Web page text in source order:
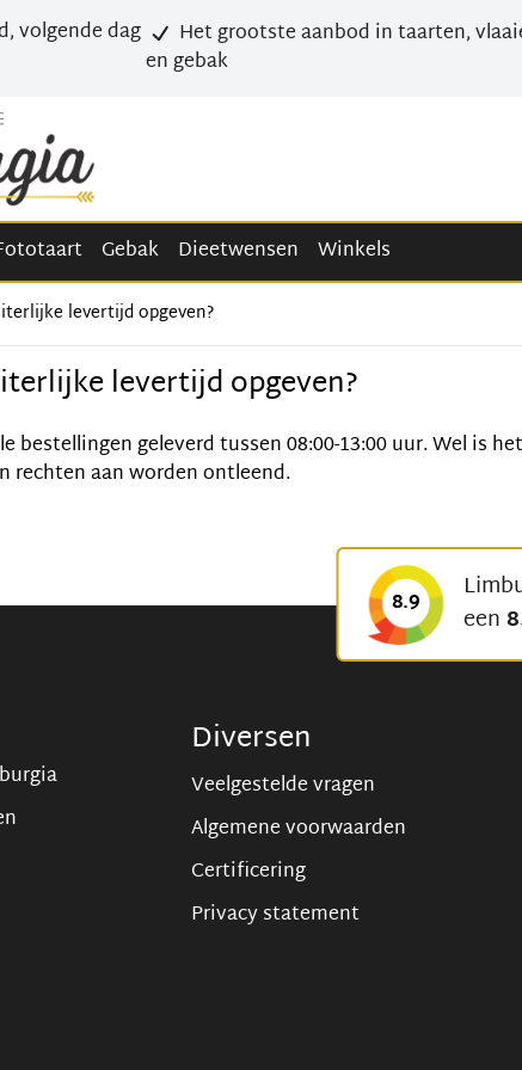
volgende dag
Het grootste aanbod in taarten,
en gebak
Gebak Dieetwensen Winkels
levertijd opgeven?
levertijd opgeven?
bestellingen geleverd tussen 08:00-13:00 uur. Wel
rechten aan worden ontleend.
8.9
een
Diversen
Veelgestelde vragen
Algemene voorwaarden
Certificering
Privacy statement